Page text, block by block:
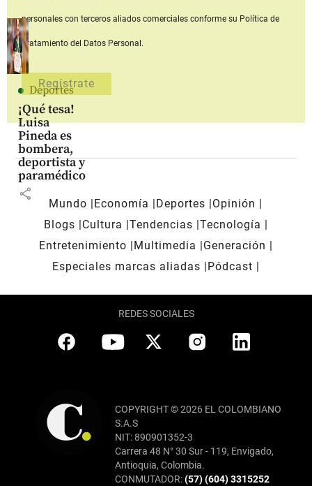
Deportes
¡Qué tesa!
Luisa
Pineda es
bombera,
deportista y
paramédico
share
personales con terceros aliados comerciales conforme su Política de
Tratamiento del Datos Personal.
Mundo Economía Deportes
Opinión
Blogs
Cultura Tendencias Tecnología
Entretenimiento
Multimedia
Generación
Especiales marcas aliadas
Pódcast
REDES SOCIALES
COPYRIGHT © 2026 EL COLOMBIANO
S.A.S
NIT: 890901352-3
Carrera 48 N° 30 Sur - 119, Envigado,
Antioquia, Colombia.
CONMUTADOR:(57) (604) 3315252